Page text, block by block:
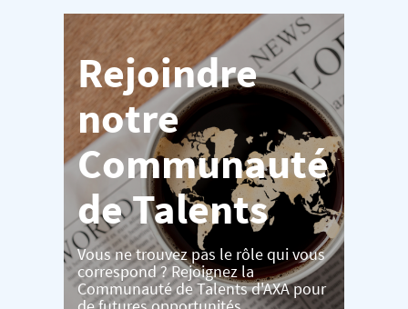
Rejoindre
notre
Communauté
de Talents
Vous ne trouvez pas le rôle qui vous
correspond ? Rejoignez la
Communauté de Talents d'AXA pour